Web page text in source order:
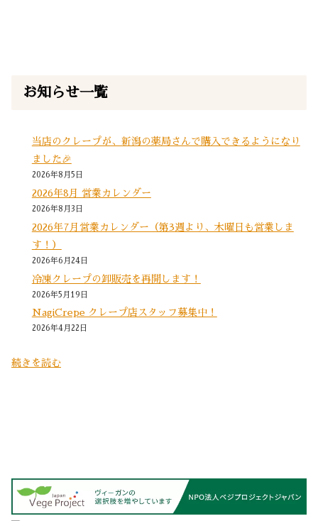
お知らせ一覧
当店のクレープが、新潟の薬局さんで購入できるようになり
ました🎉
2026年8月5日
2026年8月 営業カレンダー
2026年8月3日
2026年7月営業カレンダー（第3週より、木曜日も営業しま
す！）
2026年6月24日
冷凍クレープの卸販売を再開します！
2026年5月19日
NagiCrepe クレープ店スタッフ募集中！
2026年4月22日
続きを読む